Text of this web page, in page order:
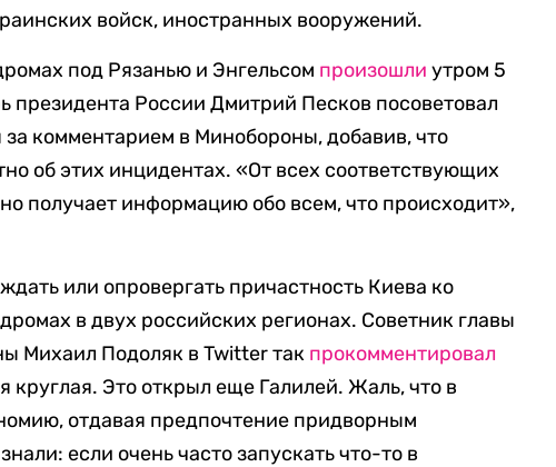
войск, иностранных вооружений.
под Рязанью и Энгельсом произошли утром 5
президента России Дмитрий Песков посоветовал
комментарием в Минобороны, добавив, что
об этих инцидентах. «От всех соответствующих
получает информацию обо всем, что происходит»,
или опровергать причастность Киева ко
в двух российских регионах. Советник главы
Михаил Подоляк в Twitter так прокомментировал
круглая. Это открыл еще Галилей. Жаль, что в
отдавая предпочтение придворным
если очень часто запускать что-то в